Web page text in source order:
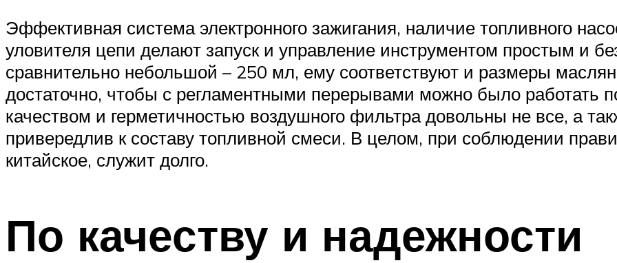
Эффективная система электронного зажигания, наличие топливного
уловителя цепи делают запуск и управление инструментом простым и
сравнительно небольшой – 250 мл, ему соответствуют и размеры
достаточно, чтобы с регламентными перерывами можно было работать
качеством и герметичностью воздушного фильтра довольны не все, а
привередлив к составу топливной смеси. В целом, при соблюдении
китайское, служит долго.
По качеству и надежности